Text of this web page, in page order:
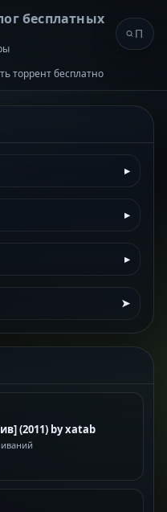
бесплатных
торрент бесплатно
▸
▸
▸
➤
(2011) by xatab